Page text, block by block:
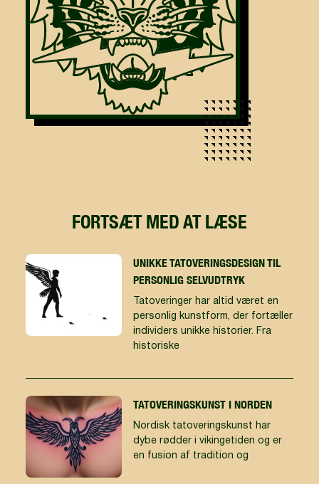
FORTSÆT MED AT LÆSE
UNIKKE TATOVERINGSDESIGN TIL
PERSONLIG SELVUDTRYK
Tatoveringer har altid været en
personlig kunstform, der fortæller
individers unikke historier. Fra
historiske
TATOVERINGSKUNST I NORDEN
Nordisk tatoveringskunst har
dybe rødder i vikingetiden og er
en fusion af tradition og